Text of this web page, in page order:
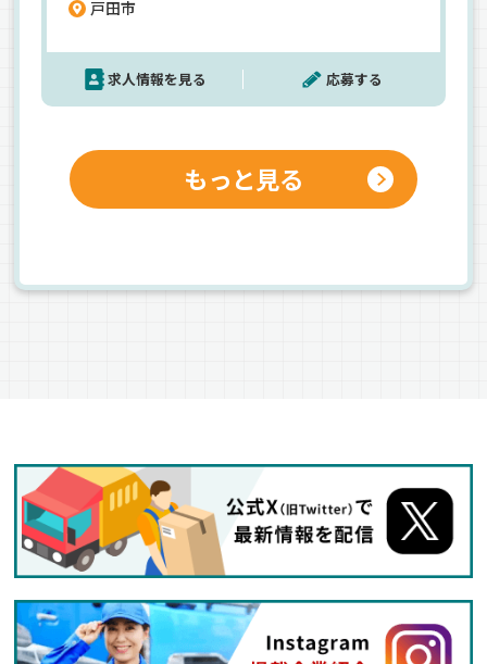
躍できます。【未経験者も大歓迎】お任せするのは
人1組のチームで配送しています。充実した研修が
あるので、未経験の方も安心して始められますよ。
戸田市
求人情報を見る 応募する
もっと見る